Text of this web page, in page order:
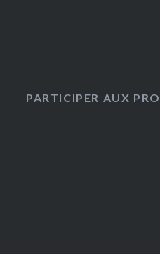
PARTICIPER AUX